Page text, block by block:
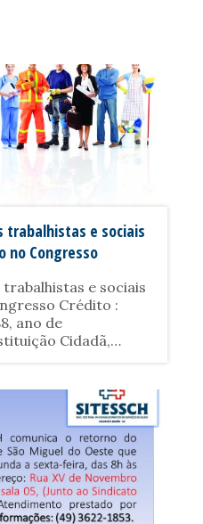
trabalhistas e sociais
no Congresso
e sociais
Crédito :
ano de
Cidadã,
tramitando
que......